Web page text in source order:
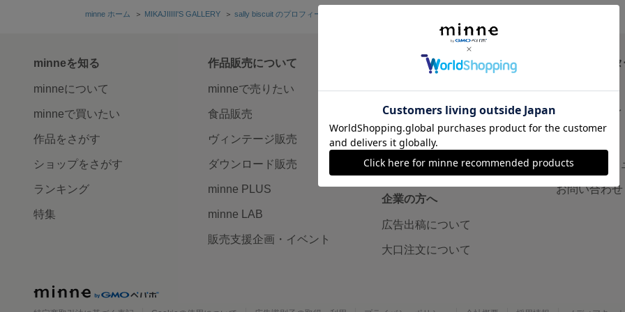
minne ホーム ＞ MIKAJIIIII'S GALLERY ＞ sally biscuit のプロフィール
minneを知る
minneについて
minneで買いたい
作品をさがす
ショップをさがす
ランキング
特集
作品販売について
minneで売りたい
食品販売
ヴィンテージ販売
ダウンロード販売
minne PLUS
minne LAB
販売支援企画・イベント
読みもの
minneとものづくりと
minne学習帖
ニュース
minneの本
企業の方へ
広告出稿について
大口注文について
ヘルプセン
お知らせ
ヘルプとガ
minneのセキ
お問い合わせ